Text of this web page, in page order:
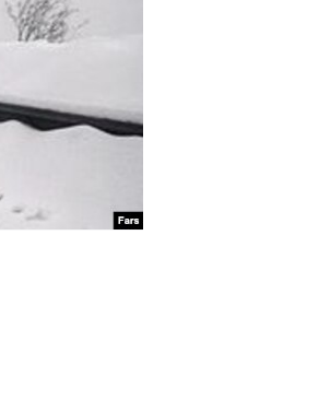
اعتراضات مردمی آبان ۹۸